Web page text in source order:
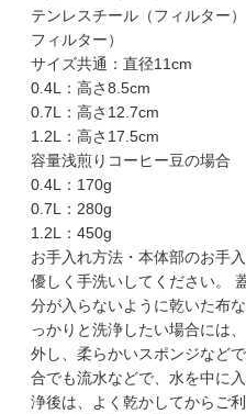
テンレスチール（フィルター
フィルター）
サイズ共通：直径11cm
0.4L：高さ8.5cm
0.7L：高さ12.7cm
1.2L：高さ17.5cm
容量浅煎りコーヒー豆の場合
0.4L：170g
0.7L：280g
1.2L：450g
お手入れ方法・本体部のお手
優しく手洗いしてください。
分が入らないように乾いた布
っかりと洗浄したい場合には
外し、柔らかいスポンジなど
合でも流水などで、水を中に
浄後は、よく乾かしてからご利